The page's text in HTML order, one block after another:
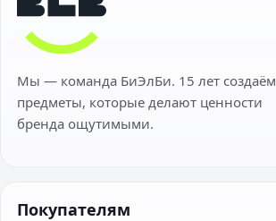
Мы — команда БиЭлБи. 15 лет создаём
предметы, которые делают ценности
бренда ощутимыми.
Покупателям